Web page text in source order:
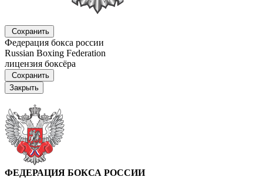
Сохранить
Федерация бокса россии
Russian Boxing Federation
лицензия боксёра
Сохранить
Закрыть
ФЕДЕРАЦИЯ БОКСА РОССИИ